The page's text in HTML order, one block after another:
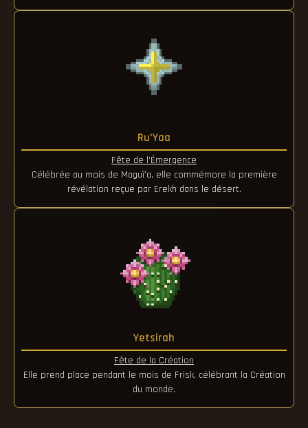
Ru'Yaa
Fête de l'Émergence
Célébrée au mois de Maguï'a, elle commémore la première
révélation reçue par Erekh dans le désert.
Yetsirah
Fête de la Création
Elle prend place pendant le mois de Frisk, célébrant la Création
du monde.